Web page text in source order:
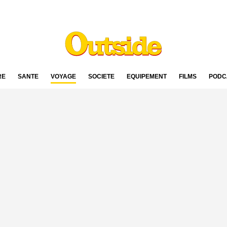
SANTÉ VOYAGE SOCIÉTÉ ÉQUIPEMENT FILMS